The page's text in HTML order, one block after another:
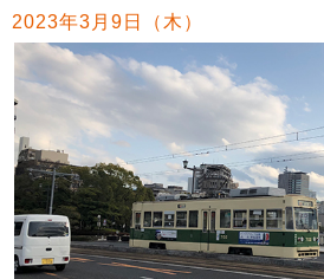
2023年3月9日（木）